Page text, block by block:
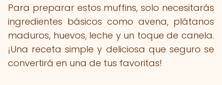
Para preparar estos muffins, solo necesitarás
ingredientes básicos como avena, plátanos
maduros, huevos, leche y un toque de canela.
¡Una receta simple y deliciosa que seguro se
convertirá en una de tus favoritas!